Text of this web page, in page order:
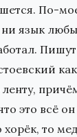
По-
язык
это всё
то